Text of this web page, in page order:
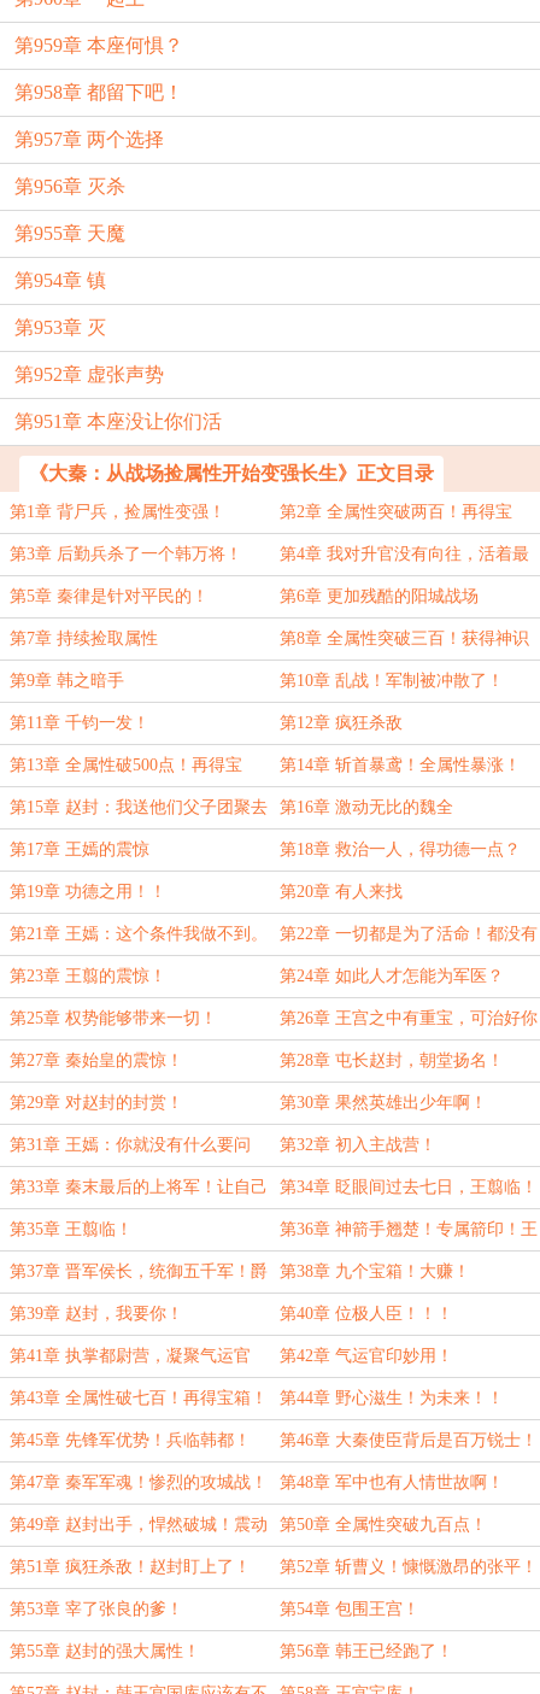
第959章 本座何惧？
第958章 都留下吧！
第957章 两个选择
第956章 灭杀
第955章 天魔
第954章 镇
第953章 灭
第952章 虚张声势
第951章 本座没让你们活
《大秦：从战场捡属性开始变强长生》正文目录
第1章 背尸兵，捡属性变强！ 第2章 全属性突破两百！再得宝
箱！
第3章 后勤兵杀了一个韩万将！ 第4章 我对升官没有向往，活着最
重要。
第5章 秦律是针对平民的！ 第6章 更加残酷的阳城战场
第7章 持续捡取属性 第8章 全属性突破三百！获得神识
调动之法！
第9章 韩之暗手 第10章 乱战！军制被冲散了！
第11章 千钧一发！ 第12章 疯狂杀敌
第13章 全属性破500点！再得宝
箱！
第14章 斩首暴鸢！全属性暴涨！
第15章 赵封：我送他们父子团聚去
了。
第16章 激动无比的魏全
第17章 王嫣的震惊 第18章 救治一人，得功德一点？
第19章 功德之用！！ 第20章 有人来找
第21章 王嫣：这个条件我做不到。 第22章 一切都是为了活命！都没有
错！
第23章 王翦的震惊！ 第24章 如此人才怎能为军医？
第25章 权势能够带来一切！ 第26章 王宫之中有重宝，可治好你
母亲
第27章 秦始皇的震惊！ 第28章 屯长赵封，朝堂扬名！
第29章 对赵封的封赏！ 第30章 果然英雄出少年啊！
第31章 王嫣：你就没有什么要问
的？
第32章 初入主战营！
第33章 秦末最后的上将军！让自己
指点？
第34章 眨眼间过去七日，王翦临！
第35章 王翦临！ 第36章 神箭手翘楚！专属箭印！王
翦惊叹！
第37章 晋军侯长，统御五千军！爵
晋五级！
第38章 九个宝箱！大赚！
第39章 赵封，我要你！ 第40章 位极人臣！！！
第41章 执掌都尉营，凝聚气运官
印！
第42章 气运官印妙用！
第43章 全属性破七百！再得宝箱！ 第44章 野心滋生！为未来！！
第45章 先锋军优势！兵临韩都！ 第46章 大秦使臣背后是百万锐士！
第47章 秦军军魂！惨烈的攻城战！ 第48章 军中也有人情世故啊！
第49章 赵封出手，悍然破城！震动
全军！
第50章 全属性突破九百点！
第51章 疯狂杀敌！赵封盯上了！ 第52章 斩曹义！慷慨激昂的张平！
第53章 宰了张良的爹！ 第54章 包围王宫！
第55章 赵封的强大属性！ 第56章 韩王已经跑了！